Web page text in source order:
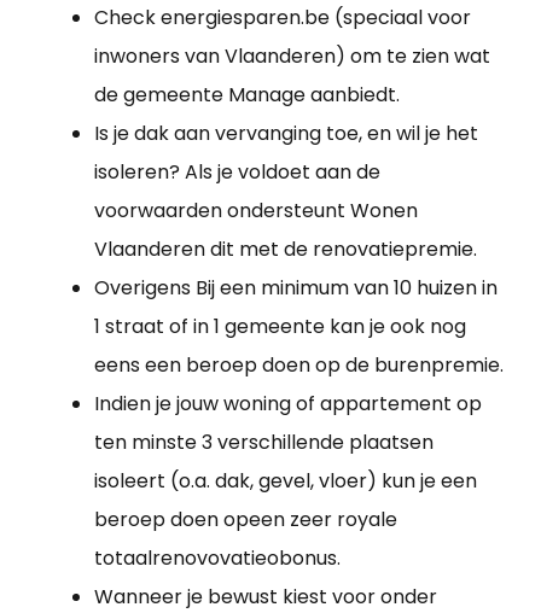
Check energiesparen.be (speciaal voor
inwoners van Vlaanderen) om te zien wat
de gemeente Manage aanbiedt.
Is je dak aan vervanging toe, en wil je het
isoleren? Als je voldoet aan de
voorwaarden ondersteunt Wonen
Vlaanderen dit met de renovatiepremie.
Overigens Bij een minimum van 10 huizen in
1 straat of in 1 gemeente kan je ook nog
eens een beroep doen op de burenpremie.
Indien je jouw woning of appartement op
ten minste 3 verschillende plaatsen
isoleert (o.a. dak, gevel, vloer) kun je een
beroep doen opeen zeer royale
totaalrenovovatieobonus.
Wanneer je bewust kiest voor onder